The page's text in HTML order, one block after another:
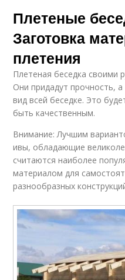
Плетеные
Заготовка
плетения
Плетеная беседка своими
Они придадут прочность,
вид всей беседке. Это
быть качественным.
Внимание: Лучшим
ивы, обладающие
считаются наиболее
материалом для
разнообразных